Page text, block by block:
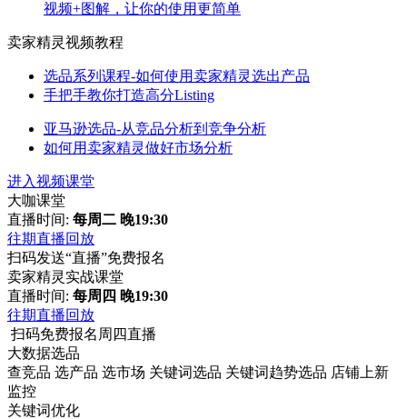
视频+图解，让你的使用更简单
卖家精灵视频教程
选品系列课程-如何使用卖家精灵选出产品
手把手教你打造高分Listing
亚马逊选品-从竞品分析到竞争分析
如何用卖家精灵做好市场分析
进入视频课堂
大咖课堂
直播时间: 每周二 晚19:30
往期直播回放
扫码发送“直播”免费报名
卖家精灵实战课堂
直播时间: 每周四 晚19:30
往期直播回放
扫码免费报名周四直播
大数据选品
查竞品 选产品 选市场 关键词选品 关键词趋势选品 店铺上新
监控
关键词优化